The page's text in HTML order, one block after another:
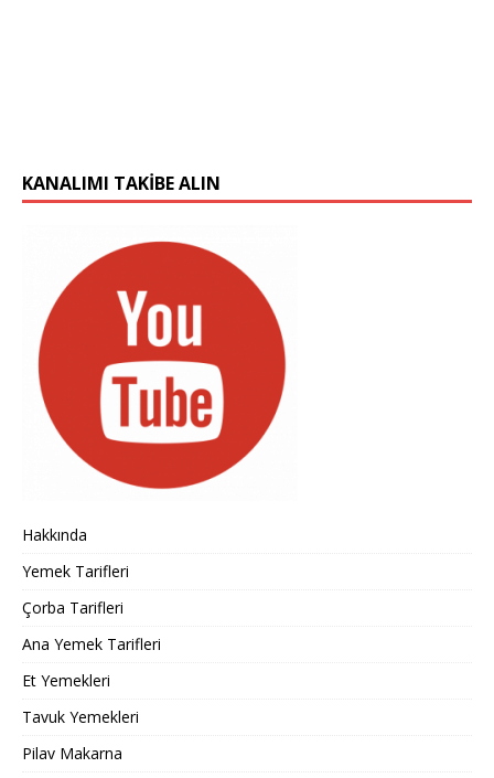
KANALIMI TAKIBE ALIN
Hakkında
Yemek Tarifleri
Çorba Tarifleri
Ana Yemek Tarifleri
Et Yemekleri
Tavuk Yemekleri
Pilav Makarna